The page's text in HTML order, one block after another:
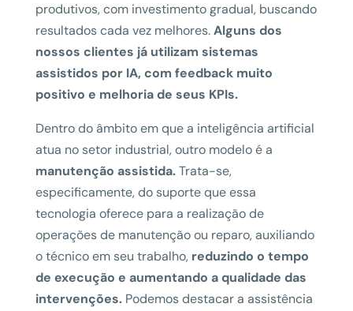
produtivos, com investimento gradual, buscando
resultados cada vez melhores.Alguns dos
nossos clientes já utilizam sistemas
assistidos por IA, com feedback muito
positivo e melhoria de seus KPIs.
Dentro do âmbito em que a inteligência artificial
atua no setor industrial, outro modelo é a
manutenção assistida.Trata-se,
especificamente, do suporte que essa
tecnologia oferece para a realização de
operações de manutenção ou reparo, auxiliando
o técnico em seu trabalho, reduzindo o tempo
de execução e aumentando a qualidade das
intervenções.Podemos destacar a assistência